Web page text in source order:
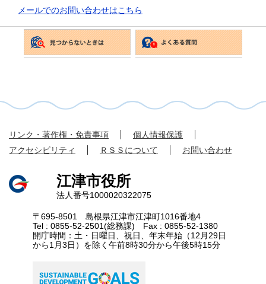
メールでのお問い合わせはこちら
リンク・著作権・免責事項
個人情報保護
アクセシビリティ
ＲＳＳについて お問い合わせ
江津市役所
法人番号1000020322075
〒695-8501 島根県江津市江津町1016番地4
Tel : 0855-52-2501(総務課) Fax : 0855-52-1380
開庁時間：土・日曜日、祝日、年末年始（12月29日
から1月3日）を除く午前8時30分から午後5時15分